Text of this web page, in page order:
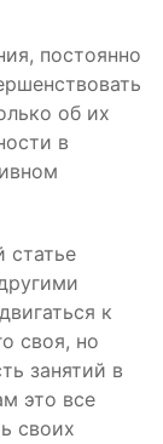
постоянно
об их
в
статье
к
своя, но
занятий в
это все
своих